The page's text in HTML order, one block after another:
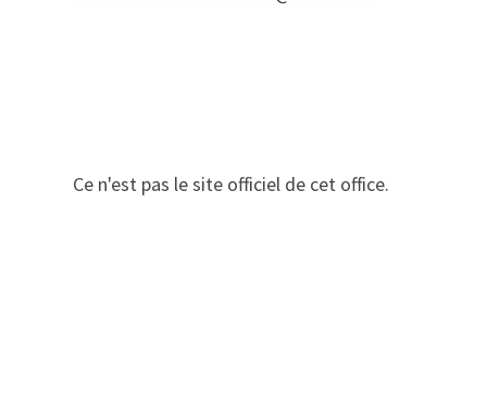
Ce n'est pas le site officiel de cet office.